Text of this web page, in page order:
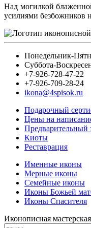
Над могилкой
усилиями безбожников
Понедельник-
Суббота-
+7-926-728-47-22
+7-926-709-28-24
ikona@4spisok.ru
Подарочный
Цены на
Предварительный
Киоты
Реставрация
Именные иконы
Мерные иконы
Семейные иконы
Иконы Божьей
Иконы Спасителя
Иконописная